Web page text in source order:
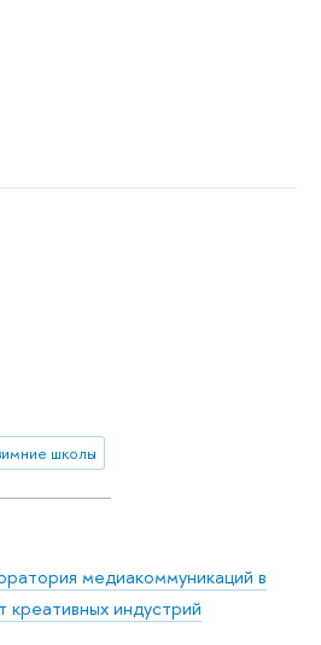
школы
медиакоммуникаций в
креативных индустрий